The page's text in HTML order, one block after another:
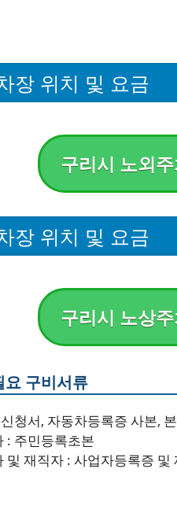
장 위치 및 요금
구리시 노외
장 위치 및 요금
구리시 노상
요 구비서류
청서, 자동차등록증 사본,
: 주민등록초본
및 재직자 : 사업자등록증 및